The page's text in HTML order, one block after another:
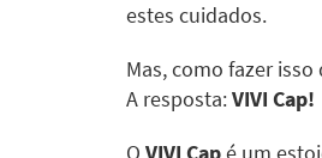
estes cuidados.
Mas, como fazer
A resposta:VIVI Cap!